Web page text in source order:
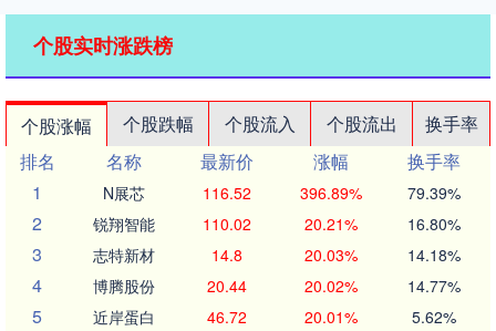
个股实时涨跌榜
个股涨幅 个股跌幅 个股流入 个股流出
换手率
排名
名称 最新价 涨幅
换手率
1
N展芯 116.52 396.89% 79.39%
2 锐翔智能 110.02 20.21% 16.80%
3 志特新材 14.8 20.03% 14.18%
4 博腾股份 20.44 20.02% 14.77%
5 近岸蛋白 46.72 20.01% 5.62%